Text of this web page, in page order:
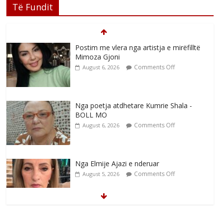
Të Fundit
Postim me vlera nga artistja e mirëfilltë
Mimoza Gjoni
August 6, 2026 Comments Off
Nga poetja atdhetare Kumrie Shala -
BOLL MO
August 6, 2026 Comments Off
Nga Elmije Ajazi e nderuar
August 5, 2026 Comments Off